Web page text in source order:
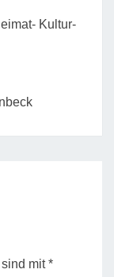
Kultur-
mit*